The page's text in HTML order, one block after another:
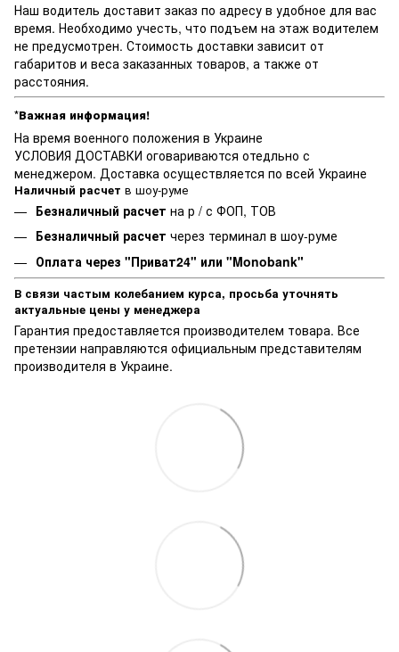
Наш водитель доставит заказ по адресу в удобное для вас
время. Необходимо учесть, что подъем на этаж водителем
не предусмотрен. Стоимость доставки зависит от
габаритов и веса заказанных товаров, а также от
расстояния.
*Важная информация!
На время военного положения в Украине
УСЛОВИЯ ДОСТАВКИ оговариваются отедльно с
менеджером. Доставка осуществляется по всей Украине
Наличный расчет в шоу-руме
Безналичный расчет на р / с ФОП, ТОВ
Безналичный расчет через терминал в шоу-руме
Оплата через "Приват24" или "Monobank"
В связи частым колебанием курса, просьба уточнять
актуальные цены у менеджера
Гарантия предоставляется производителем товара. Все
претензии направляются официальным представителям
производителя в Украине.